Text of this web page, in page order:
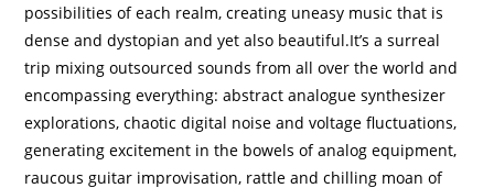
possibilities of each realm, creating uneasy music that is
dense and dystopian and yet also beautiful.It’s a surreal
trip mixing outsourced sounds from all over the world and
encompassing everything: abstract analogue synthesizer
explorations, chaotic digital noise and voltage fluctuations,
generating excitement in the bowels of analog equipment,
raucous guitar improvisation, rattle and chilling moan of